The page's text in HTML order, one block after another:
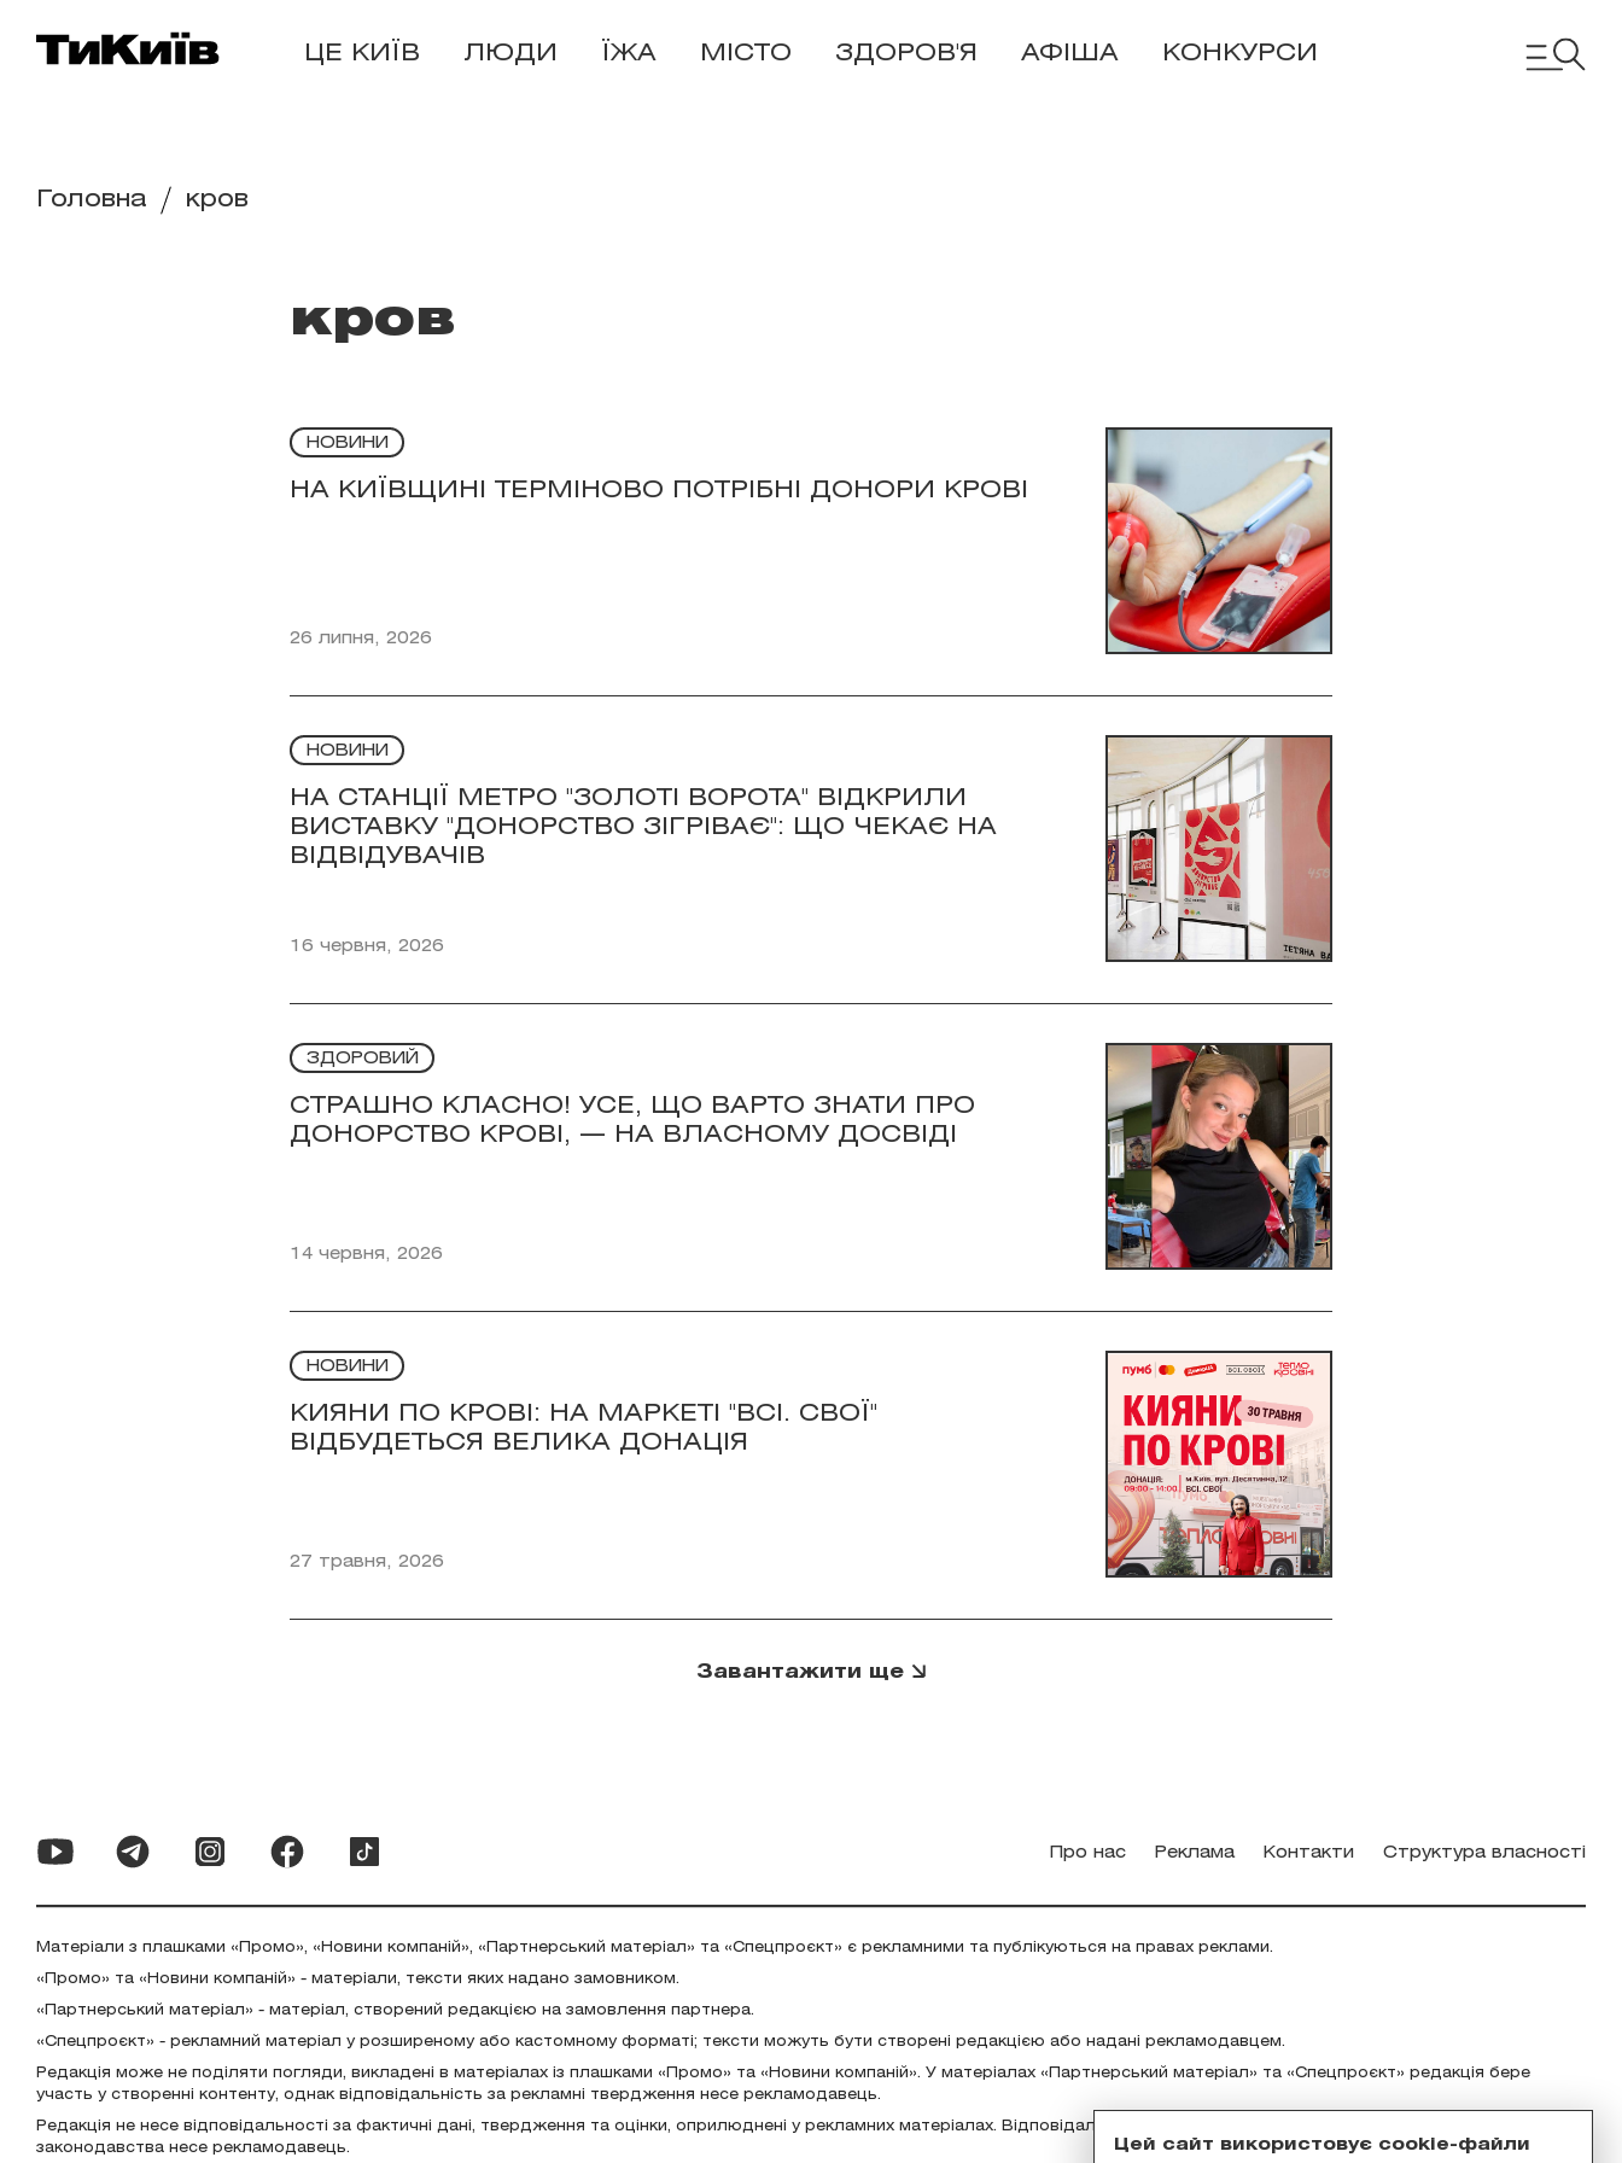
ЦЕ КИЇВ ЛЮДИ ЇЖА МІСТО ЗДОРОВ'Я АФІША КОНКУРСИ
Головна кров
кров
НОВИНИ
НА КИЇВЩИНІ ТЕРМІНОВО ПОТРІБНІ ДОНОРИ КРОВІ
26 липня, 2026
НОВИНИ
НА СТАНЦІЇ МЕТРО "ЗОЛОТІ ВОРОТА" ВІДКРИЛИ
ВИСТАВКУ "ДОНОРСТВО ЗІГРІВАЄ": ЩО ЧЕКАЄ НА
ВІДВІДУВАЧІВ
16 червня, 2026
ЗДОРОВИЙ
СТРАШНО КЛАСНО! УСЕ, ЩО ВАРТО ЗНАТИ ПРО
ДОНОРСТВО КРОВІ, — НА ВЛАСНОМУ ДОСВІДІ
14 червня, 2026
НОВИНИ
КИЯНИ ПО КРОВІ: НА МАРКЕТІ "ВСІ. СВОЇ"
ВІДБУДЕТЬСЯ ВЕЛИКА ДОНАЦІЯ
27 травня, 2026
Завантажити ще
Цей сайт використовує cookie-файли
Про нас Реклама Контакти Структура власності
Матеріали з плашками «Промо», «Новини компаній», «Партнерський матеріал» та «Спецпроєкт» є рекламними та публікуються на правах реклами.
«Промо» та «Новини компаній» - матеріали, тексти яких надано замовником.
«Партнерський матеріал» - матеріал, створений редакцією на замовлення партнера.
«Спецпроєкт» - рекламний матеріал у розширеному або кастомному форматі; тексти можуть бути створені редакцією або надані рекламодавцем.
Редакція може не поділяти погляди, викладені в матеріалах із плашками «Промо» та «Новини компаній». У матеріалах «Партнерський матеріал» та «Спецпроєкт» редакція бере
участь у створенні контенту, однак відповідальність за рекламні твердження несе рекламодавець.
Редакція не несе відповідальності за фактичні дані, твердження та оцінки, оприлюднені у рекламних матеріалах. Відповідальність за зміст реклами відповідно до українського
законодавства несе рекламодавець.